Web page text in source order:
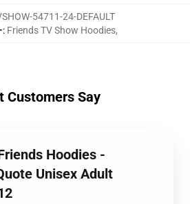
54711-24-DEFAULT
: Friends TV Show Hoodies,
Customers Say
Hoodies -
Unisex Adult